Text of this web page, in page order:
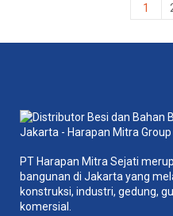
1
PT Harapan Mitra Sejati
bangunan di Jakarta yang
konstruksi, industri, gedung,
komersial.